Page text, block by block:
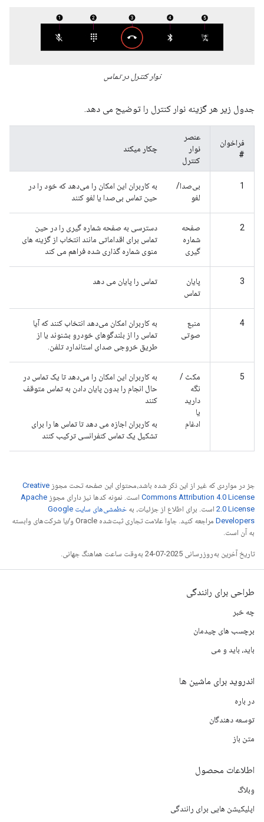
نوار کنترل در تماس
جدول زیر هر گزینه نوار کنترل را توضیح می دهد.
فراخوان
#
عنصر
نوار
کنترل
چکار میکند
1
بی‌صدا/
لغو
به کاربران این امکان را می‌دهد که خود را در
حین تماس بی‌صدا یا لغو کنند
2
صفحه
شماره
گیری
دسترسی به صفحه شماره گیری را در حین
تماس برای اقداماتی مانند انتخاب از گزینه های
منوی شماره گذاری شده فراهم می کند
3
پایان
تماس
تماس را پایان می دهد
4
منبع
صوتی
به کاربران امکان می‌دهد انتخاب کنند که آیا
تماس را از بلندگوهای خودرو بشنوند یا از
طریق خروجی صدای استاندارد تلفن.
5
مکث /
نگه
دارید
یا
ادغام
به کاربران این امکان را می‌دهد تا یک تماس در
حال انجام را بدون پایان دادن به تماس متوقف
کنند
به کاربران اجازه می دهد تا تماس ها را برای
تشکیل یک تماس کنفرانسی ترکیب کنند
جز در مواردی که غیر از این ذکر شده باشد،‌محتوای این صفحه تحت مجوز Creative
Commons Attribution 4.0 License است. نمونه کدها نیز دارای مجوز Apache
2.0 License است. برای اطلاع از جزئیات، به
خطمشی‌های سایت Google
Developers‏
مراجعه کنید. جاوا علامت تجاری ثبت‌شده Oracle و/یا شرکت‌های وابسته
به آن است.
تاریخ آخرین به‌روزرسانی 2025-07-24 به‌وقت ساعت هماهنگ جهانی.
طراحی برای رانندگی
چه خبر
برچسب های چیدمان
باید، باید و می
اندروید برای ماشین ها
در باره
توسعه دهندگان
متن باز
اطلاعات محصول
وبلاگ
اپلیکیشن هایی برای رانندگی